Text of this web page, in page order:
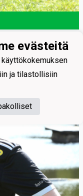
evästeitä
ja tilastollisiin